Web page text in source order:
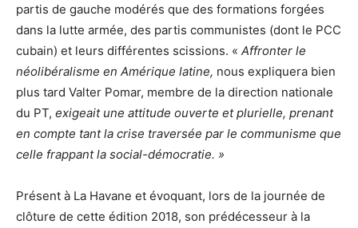
partis de gauche modérés que des formations forgées
dans la lutte armée, des partis communistes (dont le PCC
cubain) et leurs différentes scissions. « Affronter le
néolibéralisme en Amérique latine, nous expliquera bien
plus tard Valter Pomar, membre de la direction nationale
du PT, exigeait une attitude ouverte et plurielle, prenant
en compte tant la crise traversée par le communisme que
celle frappant la social-démocratie. »
Présent à La Havane et évoquant, lors de la journée de
clôture de cette édition 2018, son prédécesseur à la